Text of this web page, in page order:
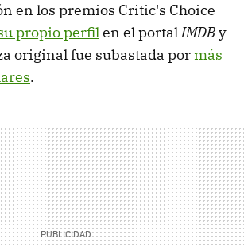
en los premios Critic's Choice
propio perfilen el portalIMDBy
original fue subastada pormás
.